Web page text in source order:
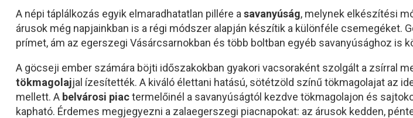
A népi táplálkozás egyik elmaradhatatlan pillére a savanyúság, melynek elkészítési
árusok még napjainkban is a régi módszer alapján készítik a különféle csemegéket.
prímet, ám az egerszegi Vásárcsarnokban és több boltban egyéb savanyúsághoz is
A göcseji ember számára böjti időszakokban gyakori vacsoraként szolgált a zsírral
tökmagolajjal ízesítették. A kiváló élettani hatású, sötétzöld színű tökmagolajat az
mellett. A belvárosi piactermelőinél a savanyúságtól kezdve tökmagolajon és
kapható. Érdemes megjegyezni a zalaegerszegi piacnapokat: az árusok kedden,